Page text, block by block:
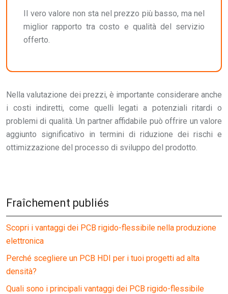
Il vero valore non sta nel prezzo più basso, ma nel
miglior rapporto tra costo e qualità del servizio
offerto.
Nella valutazione dei prezzi, è importante considerare anche
i costi indiretti, come quelli legati a potenziali ritardi o
problemi di qualità. Un partner affidabile può offrire un valore
aggiunto significativo in termini di riduzione dei rischi e
ottimizzazione del processo di sviluppo del prodotto.
Fraîchement publiés
Scopri i vantaggi dei PCB rigido-flessibile nella produzione
elettronica
Perché scegliere un PCB HDI per i tuoi progetti ad alta
densità?
Quali sono i principali vantaggi dei PCB rigido-flessibile